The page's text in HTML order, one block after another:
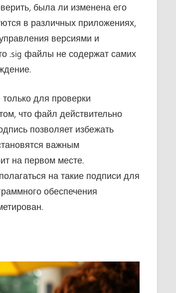
была ли изменена его
в различных приложениях,
версиями и
.sig файлы не содержат самих
для проверки
что файл действительно
позволяет избежать
важным
на первом месте.
на такие подписи для
обеспечения